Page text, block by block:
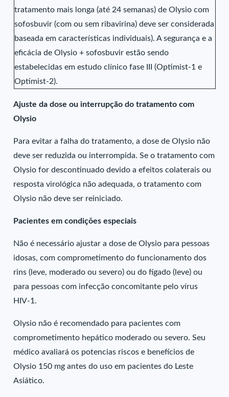
tratamento mais longa (até 24 semanas) de Olysio com
sofosbuvir (com ou sem ribavirina) deve ser considerada
baseada em características individuais). A segurança e a
eficácia de Olysio + sofosbuvir estão sendo
estabelecidas em estudo clínico fase III (Optimist-1 e
Optimist-2).
Ajuste da dose ou interrupção do tratamento com
Olysio
Para evitar a falha do tratamento, a dose de Olysio não
deve ser reduzida ou interrompida. Se o tratamento com
Olysio for descontinuado devido a efeitos colaterais ou
resposta virológica não adequada, o tratamento com
Olysio não deve ser reiniciado.
Pacientes em condições especiais
Não é necessário ajustar a dose de Olysio para pessoas
idosas, com comprometimento do funcionamento dos
rins (leve, moderado ou severo) ou do fígado (leve) ou
para pessoas com infecção concomitante pelo vírus
HIV-1.
Olysio não é recomendado para pacientes com
comprometimento hepático moderado ou severo. Seu
médico avaliará os potencias riscos e benefícios de
Olysio 150 mg antes do uso em pacientes do Leste
Asiático.